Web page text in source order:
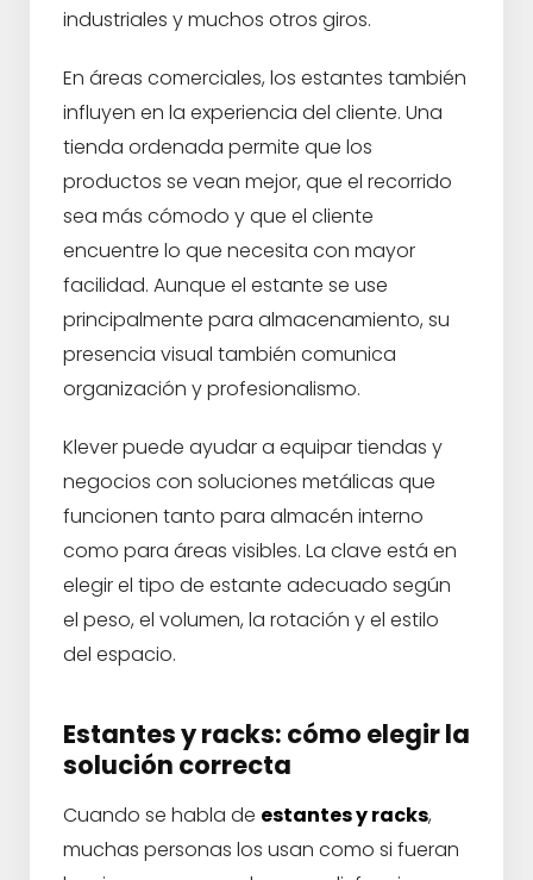
industriales y muchos otros giros.
En áreas comerciales, los estantes también
influyen en la experiencia del cliente. Una
tienda ordenada permite que los
productos se vean mejor, que el recorrido
sea más cómodo y que el cliente
encuentre lo que necesita con mayor
facilidad. Aunque el estante se use
principalmente para almacenamiento, su
presencia visual también comunica
organización y profesionalismo.
Klever puede ayudar a equipar tiendas y
negocios con soluciones metálicas que
funcionen tanto para almacén interno
como para áreas visibles. La clave está en
elegir el tipo de estante adecuado según
el peso, el volumen, la rotación y el estilo
del espacio.
Estantes y racks: cómo elegir la
solución correcta
Cuando se habla de estantes y racks,
muchas personas los usan como si fueran